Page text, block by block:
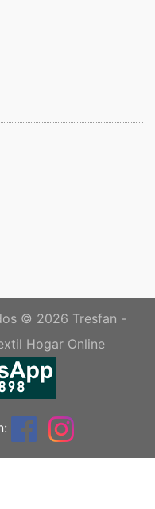
© 2026 Tresfan -
Hogar Online